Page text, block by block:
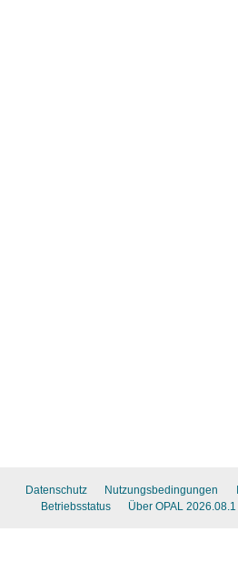
Datenschutz Nutzungsbedingungen
Betriebsstatus
Über OPAL 2026.08.1